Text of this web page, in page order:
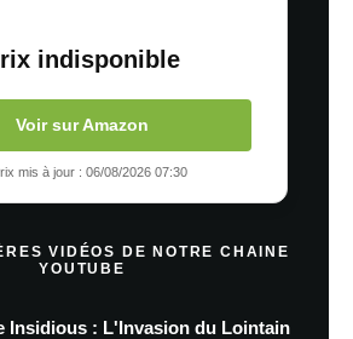
indisponible
Voir sur Amazon
mis à jour : 06/08/2026 07:30
VIDÉOS DE NOTRE CHAINE
YOUTUBE
Insidious : L'Invasion du Lointain